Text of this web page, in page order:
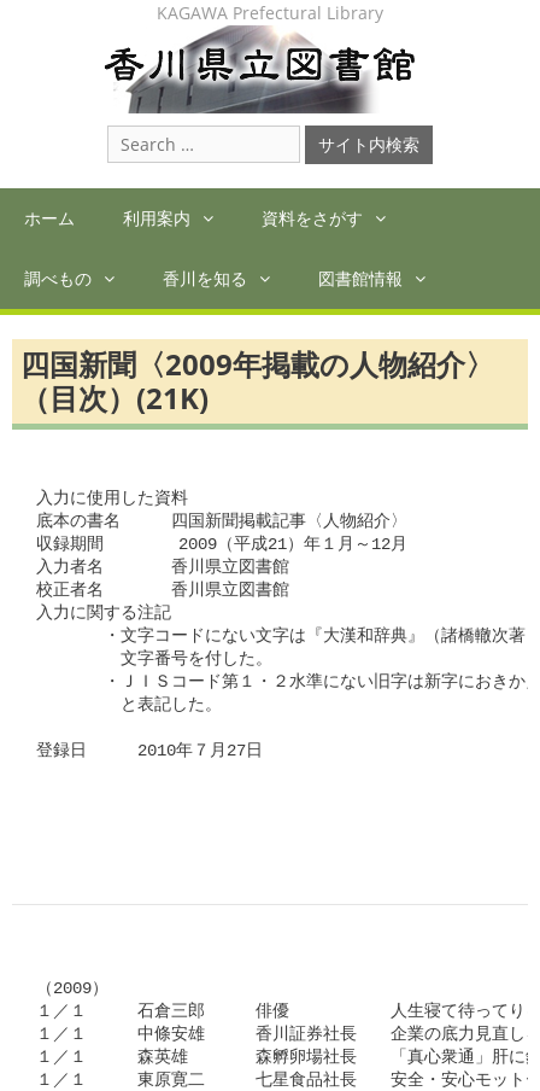
KAGAWA Prefectural Library
Search
for:
ホーム 利用案内 資料をさがす
調べもの 香川を知る 図書館情報
四国新聞〈2009年掲載の人物紹介〉
（目次）(21K)
入力に使用した資料
底本の書名　　　四国新聞掲載記事〈人物紹介〉
収録期間　      2009（平成21）年１月～12月
入力者名　　　　香川県立図書館
校正者名　　　　香川県立図書館
入力に関する注記
・文字コードにない文字は『大漢和辞典』（諸橋轍次著　
文字番号を付した。
・ＪＩＳコード第１・２水準にない旧字は新字におきかえ
と表記した。
登録日　　　2010年７月27日
（2009）
１／１　　　石倉三郎　　　俳優　　　　　　人生寝て待ってり
１／１　　　中條安雄　　　香川証券社長　　企業の底力見直し
１／１　　　森英雄　　　　森孵卵場社長　　「真心衆通」肝に
１／１　　　東原寛二　　　七星食品社長　　安全・安心モット